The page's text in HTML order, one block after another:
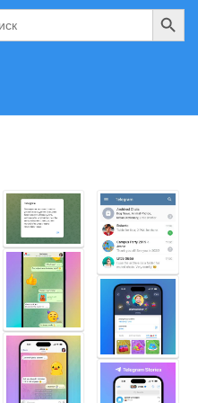
Поиск